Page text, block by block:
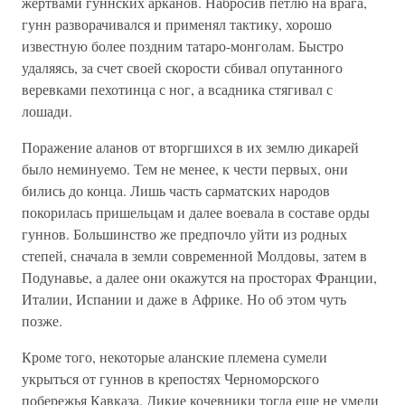
гунн разворачивался и применял тактику, хорошо
известную более поздним татаро-монголам. Быстро
удаляясь, за счет своей скорости сбивал опутанного
веревками пехотинца с ног, а всадника стягивал с
лошади.
Поражение аланов от вторгшихся в их землю дикарей
было неминуемо. Тем не менее, к чести первых, они
бились до конца. Лишь часть сарматских народов
покорилась пришельцам и далее воевала в составе орды
гуннов. Большинство же предпочло уйти из родных
степей, сначала в земли современной Молдовы, затем в
Подунавье, а далее они окажутся на просторах Франции,
Италии, Испании и даже в Африке. Но об этом чуть
позже.
Кроме того, некоторые аланские племена сумели
укрыться от гуннов в крепостях Черноморского
побережья Кавказа. Дикие кочевники тогда еще не умели